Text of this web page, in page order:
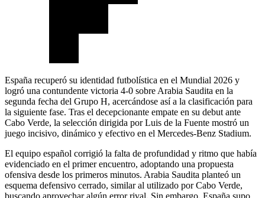
España recuperó su identidad futbolística en el Mundial 2026 y
logró una contundente victoria 4-0 sobre Arabia Saudita en la
segunda fecha del Grupo H, acercándose así a la clasificación para
la siguiente fase. Tras el decepcionante empate en su debut ante
Cabo Verde, la selección dirigida por Luis de la Fuente mostró un
juego incisivo, dinámico y efectivo en el Mercedes-Benz Stadium.
El equipo español corrigió la falta de profundidad y ritmo que había
evidenciado en el primer encuentro, adoptando una propuesta
ofensiva desde los primeros minutos. Arabia Saudita planteó un
esquema defensivo cerrado, similar al utilizado por Cabo Verde,
buscando aprovechar algún error rival. Sin embargo, España supo